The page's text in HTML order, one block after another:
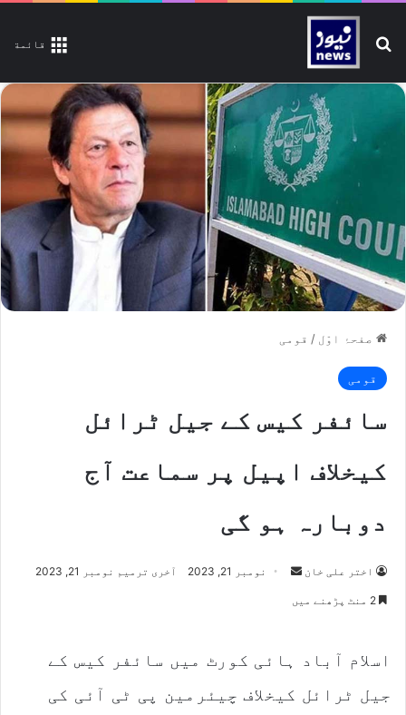
قائمة تلاش کیجیے
صفحۂ اوّل / قومی
قومی
سائفر کیس کے جیل ٹرائل
کیخلاف اپیل پر سماعت آج
دوبارہ ہو گی
اختر علی خان
e
نومبر 21, 2023 آخری ترمیم نومبر 21, 2023
اسلام آباد ہائی کورٹ میں سائفر کیس کے
جیل ٹرائل کیخلاف چیئرمین پی ٹی آئی کی